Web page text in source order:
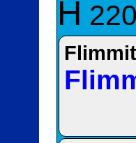
H
Flimmit